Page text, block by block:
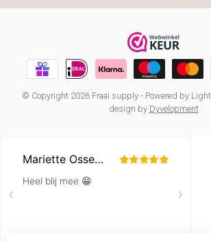
© Copyright 2026 Fraai supply- Powered by
design by Dyvelopment